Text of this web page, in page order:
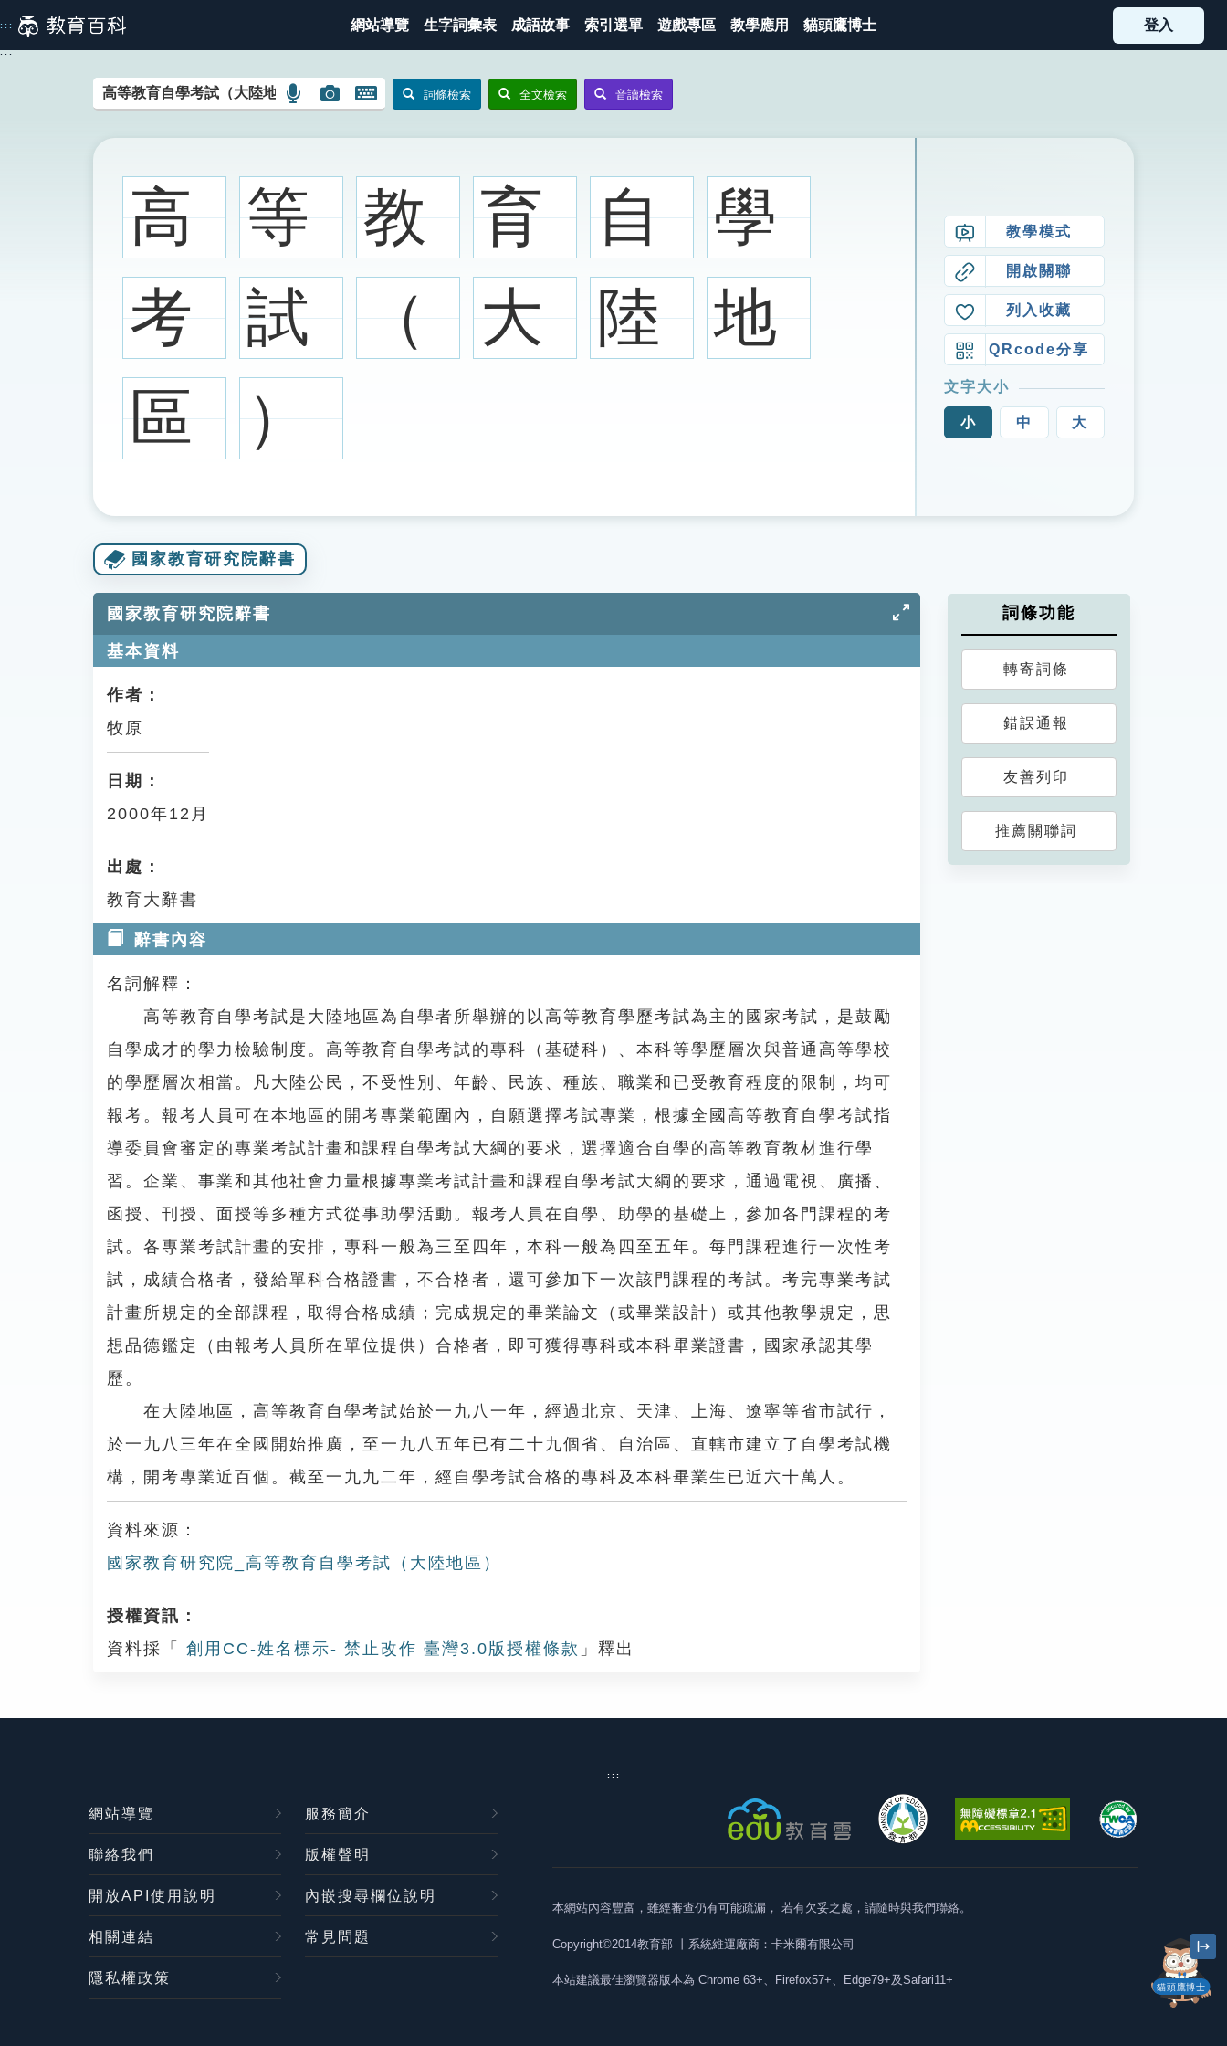
到
主
::: 網站導覽 生字詞彙表 成語故事 索引選單 遊戲專區 教學應用 貓頭鷹博士 登入
:::
語
搜
圖
示
圖
搜
圖
開
鍵
圖
示
詞條檢索 全文檢索 音讀檢索
高 等 教 育 自
學
考
試 （ 大 陸
地
區
）
教學模式
開啟關聯
列入收藏
QRcode分享
文字大小
小 中 大
國家教育研究院辭書
國家教育研究院辭書
基本資料
作者：
牧原
日期：
2000年12月
出處：
教育大辭書
辭書內容
名詞解釋：
高等教育自學考試是大陸地區為自學者所舉辦的以高等教育學歷考試為主的國家考試，是鼓勵
自學成才的學力檢驗制度。高等教育自學考試的專科（基礎科）、本科等學歷層次與普通高等學校
的學歷層次相當。凡大陸公民，不受性別、年齡、民族、種族、職業和已受教育程度的限制，均可
報考。報考人員可在本地區的開考專業範圍內，自願選擇考試專業，根據全國高等教育自學考試指
導委員會審定的專業考試計畫和課程自學考試大綱的要求，選擇適合自學的高等教育教材進行學
習。企業、事業和其他社會力量根據專業考試計畫和課程自學考試大綱的要求，通過電視、廣播、
函授、刊授、面授等多種方式從事助學活動。報考人員在自學、助學的基礎上，參加各門課程的考
試。各專業考試計畫的安排，專科一般為三至四年，本科一般為四至五年。每門課程進行一次性考
試，成績合格者，發給單科合格證書，不合格者，還可參加下一次該門課程的考試。考完專業考試
計畫所規定的全部課程，取得合格成績；完成規定的畢業論文（或畢業設計）或其他教學規定，思
想品德鑑定（由報考人員所在單位提供）合格者，即可獲得專科或本科畢業證書，國家承認其學
歷。
在大陸地區，高等教育自學考試始於一九八一年，經過北京、天津、上海、遼寧等省市試行，
於一九八三年在全國開始推廣，至一九八五年已有二十九個省、自治區、直轄市建立了自學考試機
構，開考專業近百個。截至一九九二年，經自學考試合格的專科及本科畢業生已近六十萬人。
資料來源：
國家教育研究院_高等教育自學考試（大陸地區）
授權資訊：
資料採「
創用CC-姓名標示- 禁止改作 臺灣3.0版授權條款 」釋出
詞條功能
轉寄詞條
錯誤通報
友善列印
推薦關聯詞
貓頭鷹博士
:::
網站導覽 服務簡介
聯絡我們 版權聲明
開放API使用說明 內嵌搜尋欄位說明
相關連結 常見問題
隱私權政策
本網站內容豐富，雖經審查仍有可能疏漏， 若有欠妥之處，請隨時與我們聯絡。
Copyright©2014教育部 丨系統維運廠商：卡米爾有限公司
本站建議最佳瀏覽器版本為 Chrome 63+、Firefox57+、Edge79+及Safari11+